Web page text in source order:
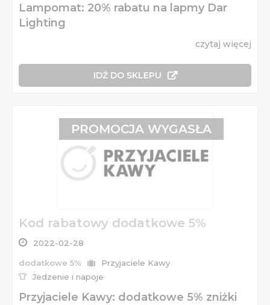
Lampomat: 20% rabatu na lapmy Dar
Lighting
czytaj więcej
IDŹ DO SKLEPU
Kod rabatowy dodatkowe 5%
2022-02-28
dodatkowe 5%
Przyjaciele Kawy
Jedzenie i napoje
Przyjaciele Kawy: dodatkowe 5% zniżki
PROMOCJA WYGASŁA